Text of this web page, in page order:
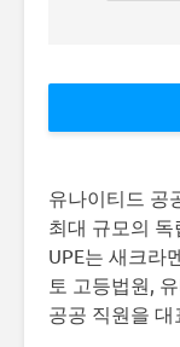
유나이티드 공
최대 규모의
UPE는 새크라
토 고등법원,
공공 직원을 대